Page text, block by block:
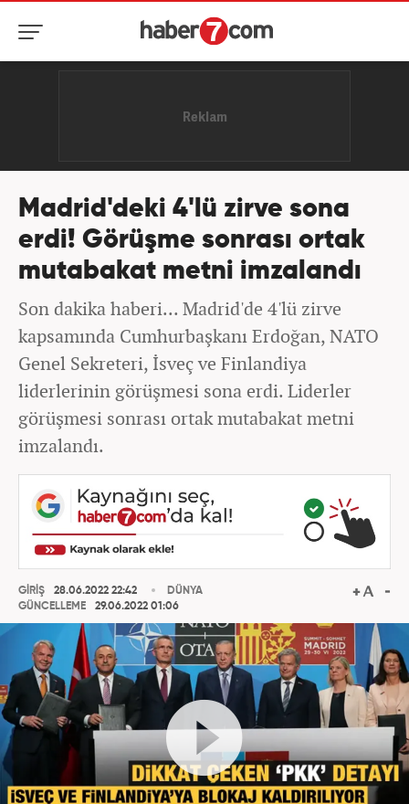
Madrid'deki 4'lü zirve sona
erdi! Görüşme sonrası ortak
mutabakat metni imzalandı
Son dakika haberi... Madrid'de 4'lü zirve
kapsamında Cumhurbaşkanı Erdoğan, NATO
Genel Sekreteri, İsveç ve Finlandiya
liderlerinin görüşmesi sona erdi. Liderler
görüşmesi sonrası ortak mutabakat metni
imzalandı.
GİRİŞ
28.06.2022 22:42
GÜNCELLEME
29.06.2022 01:06
DÜNYA